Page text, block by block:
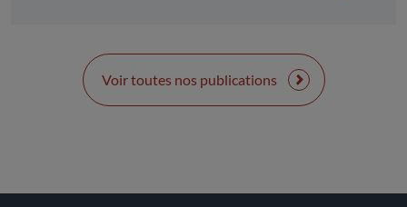
Voir toutes nos publications